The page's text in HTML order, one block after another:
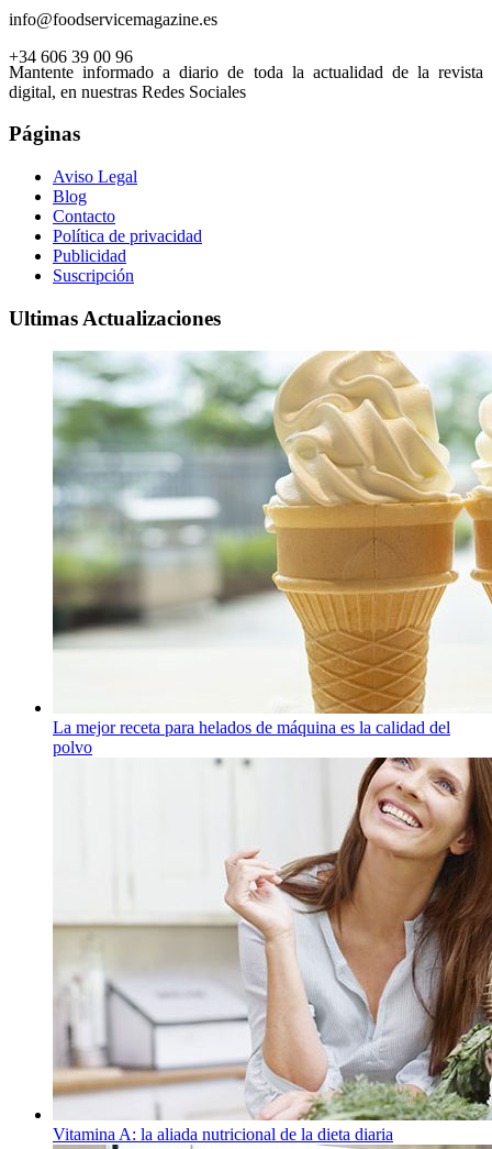
info@foodservicemagazine.es
+34 606 39 00 96
Mantente informado a diario de toda la actualidad de la revista
digital, en nuestras Redes Sociales
Páginas
Aviso Legal
Blog
Contacto
Política de privacidad
Publicidad
Suscripción
Ultimas Actualizaciones
La mejor receta para helados de máquina es la calidad del
polvo
Vitamina A: la aliada nutricional de la dieta diaria